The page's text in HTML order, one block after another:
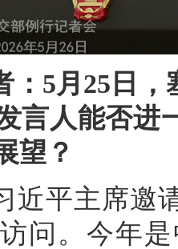
：5月25日
言人能否进
望？
近平主席邀
问。今年